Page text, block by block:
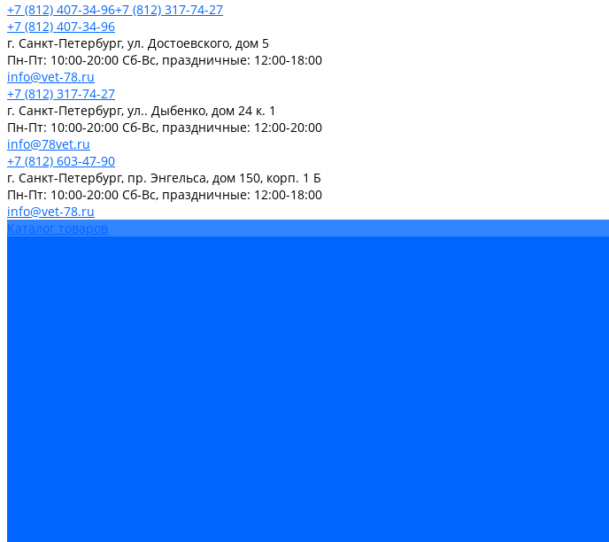
+7 (812) 407-34-96+7 (812) 317-74-27
+7 (812) 407-34-96
г. Санкт-Петербург, ул. Достоевского, дом 5
Пн-Пт: 10:00-20:00 Cб-Вс, праздничные: 12:00-18:00
info@vet-78.ru
+7 (812) 317-74-27
г. Санкт-Петербург, ул.. Дыбенко, дом 24 к. 1
Пн-Пт: 10:00-20:00 Cб-Вс, праздничные: 12:00-20:00
info@78vet.ru
+7 (812) 603-47-90
г. Санкт-Петербург, пр. Энгельса, дом 150, корп. 1 Б
Пн-Пт: 10:00-20:00 Cб-Вс, праздничные: 12:00-18:00
info@vet-78.ru
Каталог товаров